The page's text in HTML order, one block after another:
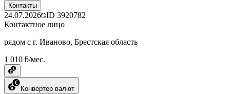
Контакты
24.07.2026 ID 3920782
Контактное лицо
рядом с г. Иваново, Брестская область
1 010 ƃ/мес.
Конвертер валют